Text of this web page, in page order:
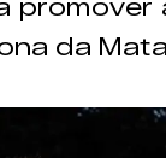
promover
da